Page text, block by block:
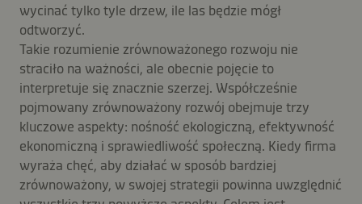
wycinać tylko tyle drzew, ile las będzie mógł
odtworzyć.
Takie rozumienie zrównoważonego rozwoju nie
straciło na ważności, ale obecnie pojęcie to
interpretuje się znacznie szerzej. Współcześnie
pojmowany zrównoważony rozwój obejmuje trzy
kluczowe aspekty: nośność ekologiczną, efektywność
ekonomiczną i sprawiedliwość społeczną. Kiedy firma
wyraża chęć, aby działać w sposób bardziej
zrównoważony, w swojej strategii powinna uwzględnić